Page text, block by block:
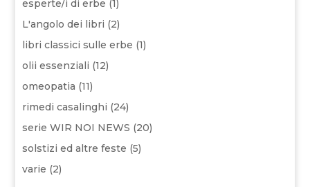
esperte/i di erbe (1)
L'angolo dei libri (2)
libri classici sulle erbe (1)
olii essenziali (12)
omeopatia (11)
rimedi casalinghi (24)
serie WIR NOI NEWS (20)
solstizi ed altre feste (5)
varie (2)